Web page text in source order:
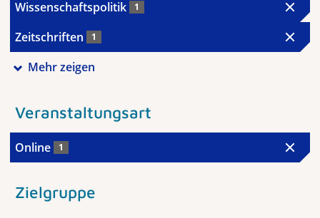
Wissenschaftspolitik 1
Zeitschriften 1
Mehr zeigen
Veranstaltungsart
Online 1
Zielgruppe